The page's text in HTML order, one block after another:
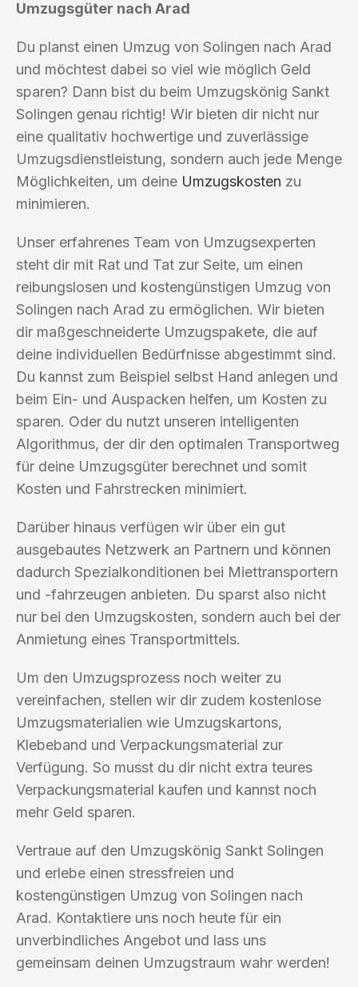
Umzugsgüter nach Arad
Du planst einen Umzug von Solingen nach Arad
und möchtest dabei so viel wie möglich Geld
sparen? Dann bist du beim Umzugskönig Sankt
Solingen genau richtig! Wir bieten dir nicht nur
eine qualitativ hochwertige und zuverlässige
Umzugsdienstleistung, sondern auch jede Menge
Möglichkeiten, um deine Umzugskosten zu
minimieren.
Unser erfahrenes Team von Umzugsexperten
steht dir mit Rat und Tat zur Seite, um einen
reibungslosen und kostengünstigen Umzug von
Solingen nach Arad zu ermöglichen. Wir bieten
dir maßgeschneiderte Umzugspakete, die auf
deine individuellen Bedürfnisse abgestimmt sind.
Du kannst zum Beispiel selbst Hand anlegen und
beim Ein- und Auspacken helfen, um Kosten zu
sparen. Oder du nutzt unseren intelligenten
Algorithmus, der dir den optimalen Transportweg
für deine Umzugsgüter berechnet und somit
Kosten und Fahrstrecken minimiert.
Darüber hinaus verfügen wir über ein gut
ausgebautes Netzwerk an Partnern und können
dadurch Spezialkonditionen bei Miettransportern
und -fahrzeugen anbieten. Du sparst also nicht
nur bei den Umzugskosten, sondern auch bei der
Anmietung eines Transportmittels.
Um den Umzugsprozess noch weiter zu
vereinfachen, stellen wir dir zudem kostenlose
Umzugsmaterialien wie Umzugskartons,
Klebeband und Verpackungsmaterial zur
Verfügung. So musst du dir nicht extra teures
Verpackungsmaterial kaufen und kannst noch
mehr Geld sparen.
Vertraue auf den Umzugskönig Sankt Solingen
und erlebe einen stressfreien und
kostengünstigen Umzug von Solingen nach
Arad. Kontaktiere uns noch heute für ein
unverbindliches Angebot und lass uns
gemeinsam deinen Umzugstraum wahr werden!